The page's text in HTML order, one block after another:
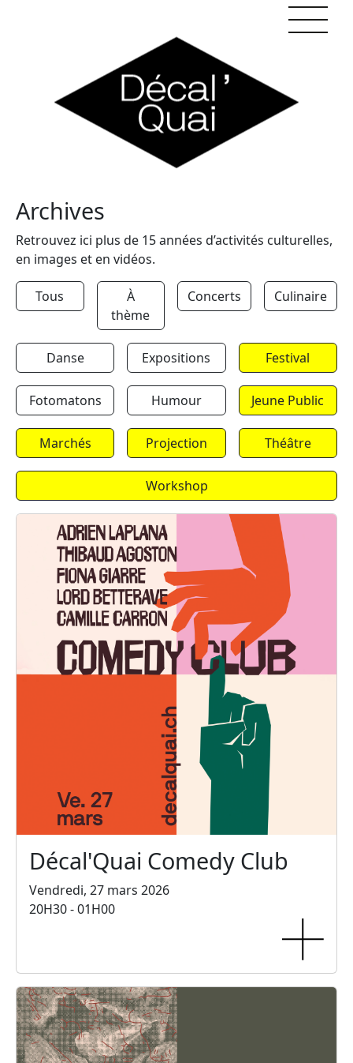
Archives
Retrouvez ici plus de 15 années d’activités culturelles,
en images et en vidéos.
Tous
À
thème
Concerts Culinaire
Danse Expositions Festival
Fotomatons Humour Jeune Public
Marchés Projection Théâtre
Workshop
Décal'Quai Comedy Club
Vendredi, 27 mars 2026
20H30 - 01H00